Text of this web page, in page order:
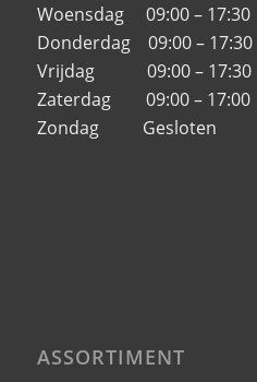
Woensdag 09:00 – 17:30
Donderdag 09:00 – 17:30
Vrijdag 09:00 – 17:30
Zaterdag 09:00 – 17:00
Zondag Gesloten
ASSORTIMENT